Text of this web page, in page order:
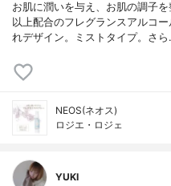
お肌に潤いを与え、お肌の調子
以上配合のフレグランスアルコ
れデザイン。ミストタイプ。さ
NEOS(ネオス)
ロジエ・ロジェ
YUKI